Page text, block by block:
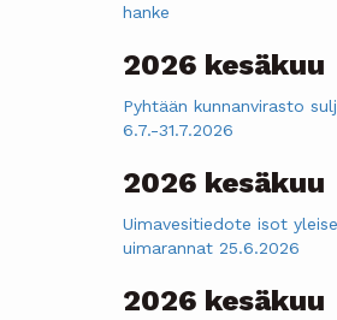
hanke
2026 kesäkuu
Pyhtään kunnanvirasto
6.7.-31.7.2026
2026 kesäkuu
Uimavesitiedote isot
uimarannat 25.6.2026
2026 kesäkuu